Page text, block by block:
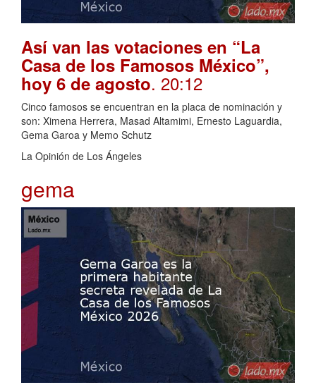
Así van las votaciones en “La
Casa de los Famosos México”,
hoy 6 de agosto. 20:12
Cinco famosos se encuentran en la placa de nominación y
son: Ximena Herrera, Masad Altamimi, Ernesto Laguardia,
Gema Garoa y Memo Schutz
La Opinión de Los Ángeles
gema